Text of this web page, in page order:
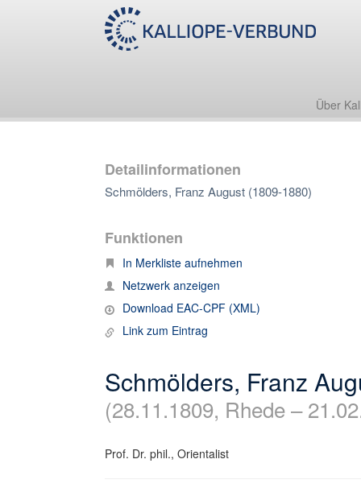
Über
Detailinformationen
Schmölders, Franz August (1809-1880)
Funktionen
In Merkliste aufnehmen
Netzwerk anzeigen
Download EAC-CPF (XML)
Link zum Eintrag
Schmölders, Franz
(28.11.1809, Rhede –
Prof. Dr. phil., Orientalist